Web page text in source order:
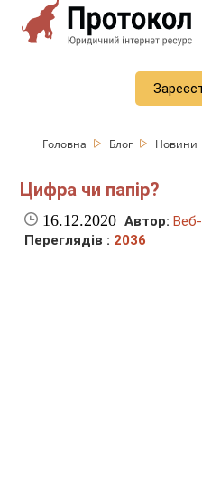
Головна Блог Новини
Цифра чи папір?
16.12.2020 Автор:
Переглядів : 2036